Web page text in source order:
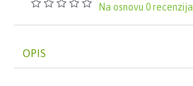
Na osnovu 0 recenzija.
OPIS